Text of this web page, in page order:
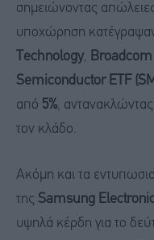
σημειώνοντας
υποχώρηση
Technology, Broadcom
Semiconductor ETF
από 5%,
τον κλάδο.
Ακόμη και τα
της Samsung
υψηλά κέρδη για το